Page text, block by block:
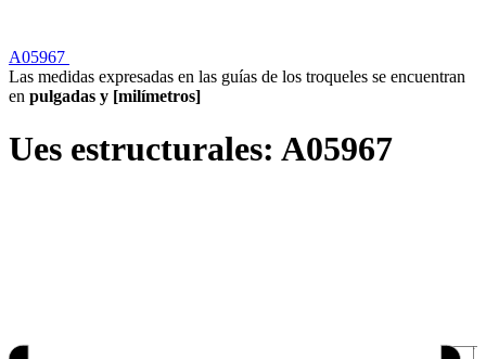
A05967
Las medidas expresadas en las guías de los troqueles se encuentran
en pulgadas y [milímetros]
Ues estructurales: A05967